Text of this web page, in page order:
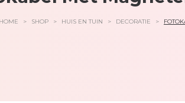
HOME > SHOP > HUIS EN TUIN > DECORATIE >